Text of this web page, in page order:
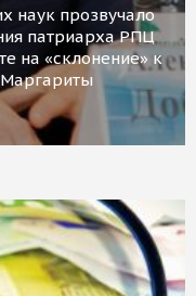
наук прозвучало
патриарха РПЦ
на «склонение» к